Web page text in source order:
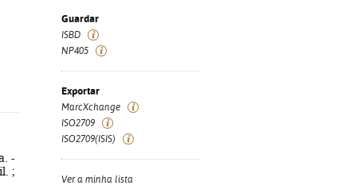
-
;
Guardar
ISBD
NP405
Exportar
MarcXchange
ISO2709
ISO2709(ISIS)
Ver a minha lista